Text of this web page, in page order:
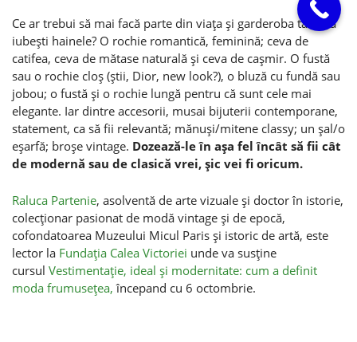
Ce ar trebui să mai facă parte din viaţa şi garderoba ta dacă
iubeşti hainele? O rochie romantică, feminină; ceva de
catifea, ceva de mătase naturală şi ceva de caşmir. O fustă
sau o rochie cloş (ştii, Dior, new look?), o bluză cu fundă sau
jobou; o fustă şi o rochie lungă pentru că sunt cele mai
elegante. Iar dintre accesorii, musai bijuterii contemporane,
statement, ca să fii relevantă; mănuşi/mitene classy; un şal/o
eşarfă; broşe vintage. Dozează-le în aşa fel încât să fii cât
de modernă sau de clasică vrei, şic vei fi oricum.
Raluca Partenie, asolventă de arte vizuale şi doctor în istorie,
colecţionar pasionat de modă vintage şi de epocă,
cofondatoarea Muzeului Micul Paris şi istoric de artă, este
lector la Fundaţia Calea Victoriei unde va susţine
cursul Vestimentaţie, ideal şi modernitate: cum a definit
moda frumuseţea, începand cu 6 octombrie.